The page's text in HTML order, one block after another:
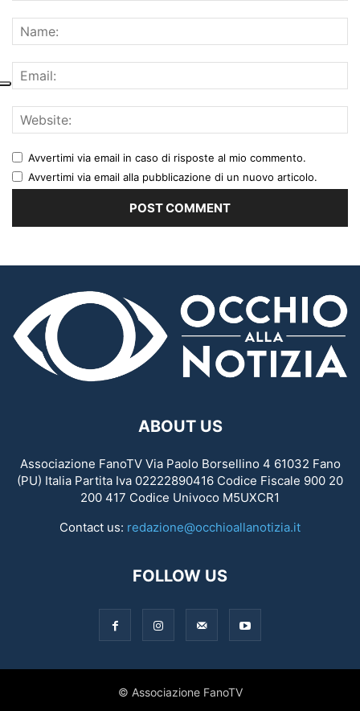
Avvertimi via email in caso di risposte al mio commento.
Avvertimi via email alla pubblicazione di un nuovo articolo.
ABOUT US
Associazione FanoTV Via Paolo Borsellino 4 61032 Fano
(PU) Italia Partita Iva 02222890416 Codice Fiscale 900 20
200 417 Codice Univoco M5UXCR1
Contact us: redazione@occhioallanotizia.it
FOLLOW US
© Associazione FanoTV